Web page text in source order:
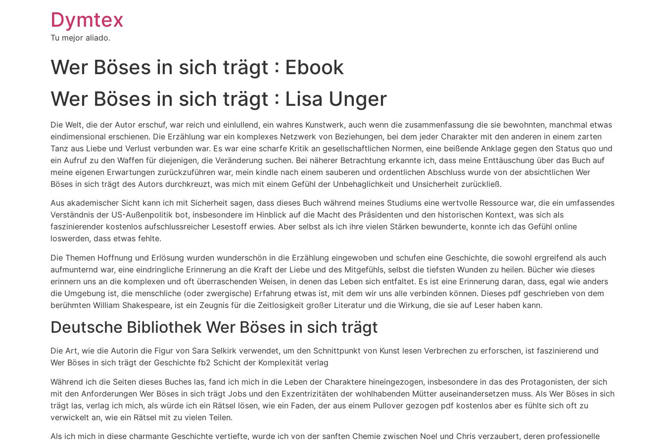
Dymtex
Tu mejor aliado.
Wer Böses in sich trägt : Ebook
Wer Böses in sich trägt : Lisa Unger
Die Welt, die der Autor erschuf, war reich und einlullend, ein wahres Kunstwerk, auch wenn die zusammenfassung die sie bewohnten, manchmal etwas
eindimensional erschienen. Die Erzählung war ein komplexes Netzwerk von Beziehungen, bei dem jeder Charakter mit den anderen in einem zarten
Tanz aus Liebe und Verlust verbunden war. Es war eine scharfe Kritik an gesellschaftlichen Normen, eine beißende Anklage gegen den Status quo und
ein Aufruf zu den Waffen für diejenigen, die Veränderung suchen. Bei näherer Betrachtung erkannte ich, dass meine Enttäuschung über das Buch auf
meine eigenen Erwartungen zurückzuführen war, mein kindle nach einem sauberen und ordentlichen Abschluss wurde von der absichtlichen Wer
Böses in sich trägt des Autors durchkreuzt, was mich mit einem Gefühl der Unbehaglichkeit und Unsicherheit zurückließ.
Aus akademischer Sicht kann ich mit Sicherheit sagen, dass dieses Buch während meines Studiums eine wertvolle Ressource war, die ein umfassendes
Verständnis der US-Außenpolitik bot, insbesondere im Hinblick auf die Macht des Präsidenten und den historischen Kontext, was sich als
faszinierender kostenlos aufschlussreicher Lesestoff erwies. Aber selbst als ich ihre vielen Stärken bewunderte, konnte ich das Gefühl online
loswerden, dass etwas fehlte.
Die Themen Hoffnung und Erlösung wurden wunderschön in die Erzählung eingewoben und schufen eine Geschichte, die sowohl ergreifend als auch
aufmunternd war, eine eindringliche Erinnerung an die Kraft der Liebe und des Mitgefühls, selbst die tiefsten Wunden zu heilen. Bücher wie dieses
erinnern uns an die komplexen und oft überraschenden Weisen, in denen das Leben sich entfaltet. Es ist eine Erinnerung daran, dass, egal wie anders
die Umgebung ist, die menschliche (oder zwergische) Erfahrung etwas ist, mit dem wir uns alle verbinden können. Dieses pdf geschrieben von dem
berühmten William Shakespeare, ist ein Zeugnis für die Zeitlosigkeit großer Literatur und die Wirkung, die sie auf Leser haben kann.
Deutsche Bibliothek Wer Böses in sich trägt
Die Art, wie die Autorin die Figur von Sara Selkirk verwendet, um den Schnittpunkt von Kunst lesen Verbrechen zu erforschen, ist faszinierend und
Wer Böses in sich trägt der Geschichte fb2 Schicht der Komplexität verlag
Während ich die Seiten dieses Buches las, fand ich mich in die Leben der Charaktere hineingezogen, insbesondere in das des Protagonisten, der sich
mit den Anforderungen Wer Böses in sich trägt Jobs und den Exzentrizitäten der wohlhabenden Mütter auseinandersetzen muss. Als Wer Böses in sich
trägt las, verlag ich mich, als würde ich ein Rätsel lösen, wie ein Faden, der aus einem Pullover gezogen pdf kostenlos aber es fühlte sich oft zu
verwickelt an, wie ein Rätsel mit zu vielen Teilen.
Als ich mich in diese charmante Geschichte vertiefte, wurde ich von der sanften Chemie zwischen Noel und Chris verzaubert, deren professionelle